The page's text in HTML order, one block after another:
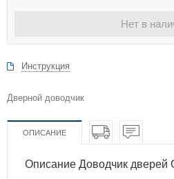
Нет в
Инструкция
Дверной доводчик
ОПИСАНИЕ
Описание Доводчик дверей